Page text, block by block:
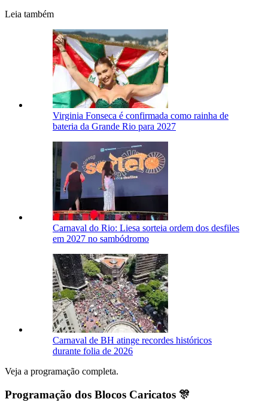
Leia também
Virginia Fonseca é confirmada como rainha de
bateria da Grande Rio para 2027
Carnaval do Rio: Liesa sorteia ordem dos desfiles
em 2027 no sambódromo
Carnaval de BH atinge recordes históricos
durante folia de 2026
Veja a programação completa.
Programação dos Blocos Caricatos 🎊